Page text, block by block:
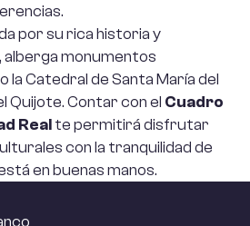
por su rica historia y
monumentos
la Catedral de Santa María del
Quijote. Contar con el Cuadro
Realte permitirá disfrutar
con la tranquilidad de
en buenas manos.